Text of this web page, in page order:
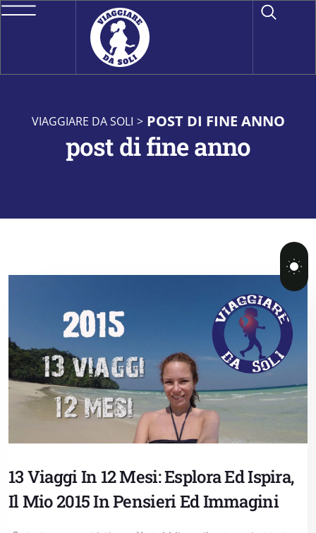
VIAGGIARE DA SOLI > POST DI FINE ANNO
post di fine anno
13 Viaggi In 12 Mesi: Esplora Ed Ispira,
Il Mio 2015 In Pensieri Ed Immagini